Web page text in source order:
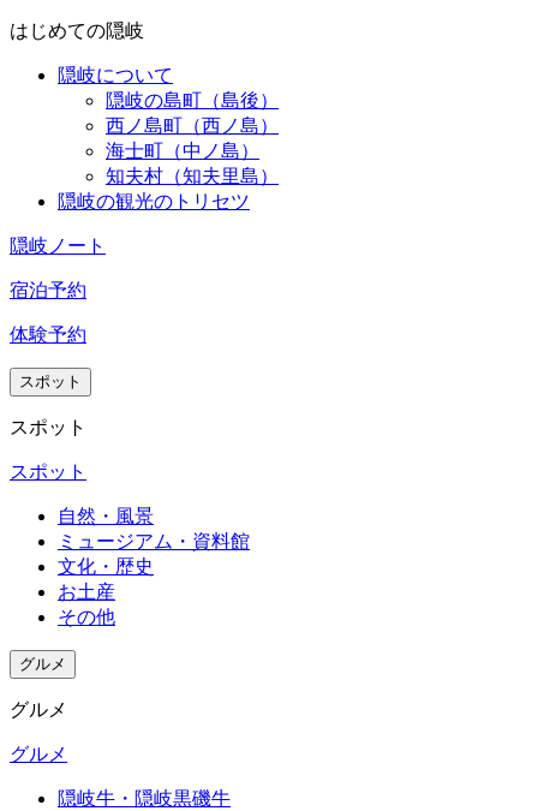
浴室
はじめての隠岐
隠岐について
隠岐の島町（島後）
西ノ島町（西ノ島）
海士町（中ノ島）
知夫村（知夫里島）
隠岐の観光のトリセツ
隠岐ノート
宿泊予約
体験予約
スポット
スポット
スポット
自然・風景
ミュージアム・資料館
文化・歴史
お土産
その他
グルメ
グルメ
グルメ
隠岐牛・隠岐黒磯牛